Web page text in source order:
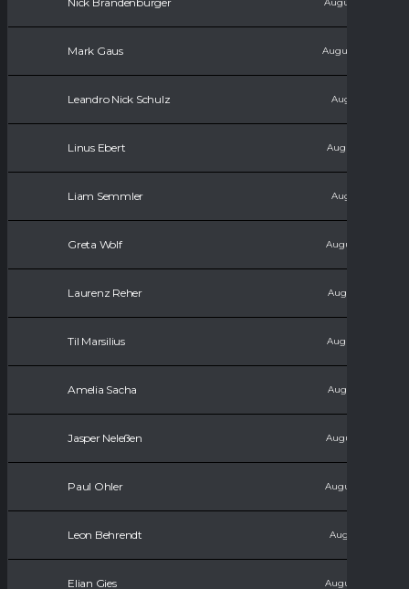
August 18, 2009
Mark Gaus August 22, 2009
Leandro Nick Schulz August 1, 2010
Linus Ebert August 15, 2010
Liam Semmler August 9, 2011
Greta Wolf August 18, 2012
Laurenz Reher August 31, 2013
Til Marsilius August 18, 2015
Amelia Sacha August 31, 2015
Jasper Neleßen August 21, 2016
Paul Ohler August 27, 2016
Leon Behrendt August 9, 2017
Elian Gies August 25, 2019